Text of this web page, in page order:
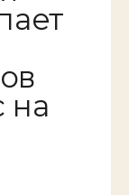
на